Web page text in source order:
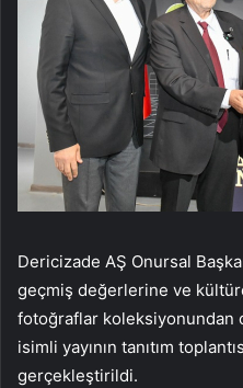
Dericizade AŞ Onursal
geçmiş değerlerine ve
fotoğraflar koleksiyonundan
isimli yayının tanıtım
gerçekleştirildi.